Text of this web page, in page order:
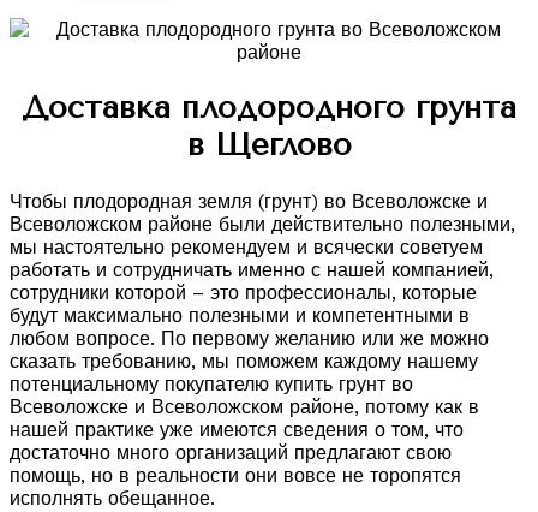
Доставка плодородного грунта
в Щеглово
Чтобы плодородная земля (грунт) во Всеволожске и
Всеволожском районе были действительно полезными,
мы настоятельно рекомендуем и всячески советуем
работать и сотрудничать именно с нашей компанией,
сотрудники которой – это профессионалы, которые
будут максимально полезными и компетентными в
любом вопросе. По первому желанию или же можно
сказать требованию, мы поможем каждому нашему
потенциальному покупателю купить грунт во
Всеволожске и Всеволожском районе, потому как в
нашей практике уже имеются сведения о том, что
достаточно много организаций предлагают свою
помощь, но в реальности они вовсе не торопятся
исполнять обещанное.